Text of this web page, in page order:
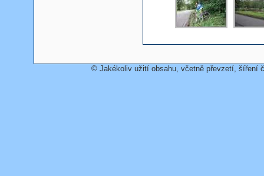
© Jakékoliv užití obsahu, včetně převzetí, šíření